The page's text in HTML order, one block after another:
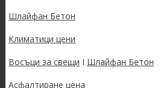
Шлайфан Бетон
Климатици цени
Восъци за свещи I Шлайфан Бетон
Асфалтиране цена